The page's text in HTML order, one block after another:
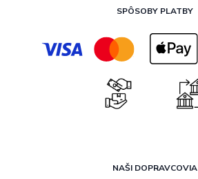
SPÔSOBY PLATBY
NAŠI DOPRAVCOVIA